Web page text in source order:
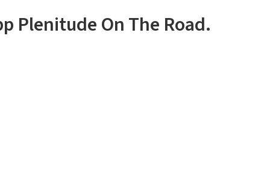
Plenitude On The Road.